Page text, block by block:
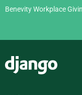
Benevity Workplace